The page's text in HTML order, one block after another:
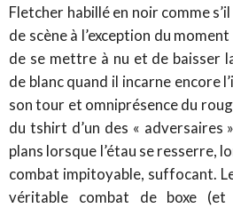
Fletcher habillé en noir comme
de scène à l’exception du
de se mettre à nu et de baisser
de blanc quand il incarne encore
son tour et omniprésence du
du tshirt d’un des « adversaires
plans lorsque l’étau se resserre,
combat impitoyable, suffocant.
véritable combat de boxe